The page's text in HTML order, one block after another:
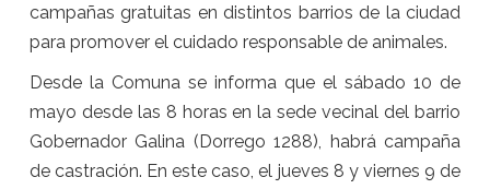
campañas gratuitas en distintos barrios de la ciudad
para promover el cuidado responsable de animales.
Desde la Comuna se informa que el sábado 10 de
mayo desde las 8 horas en la sede vecinal del barrio
Gobernador Galina (Dorrego 1288), habrá campaña
de castración. En este caso, el jueves 8 y viernes 9 de